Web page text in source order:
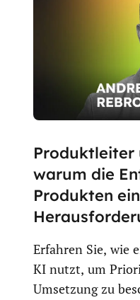
Produktleiter
warum die
Produkten
Erfahren Sie, wie
KI nutzt, um
Umsetzung zu